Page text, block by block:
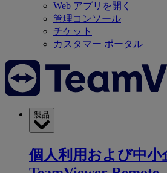
Web アプリを開く
管理コンソール
チケット
カスタマー ポータル
製品
個人利用および中小